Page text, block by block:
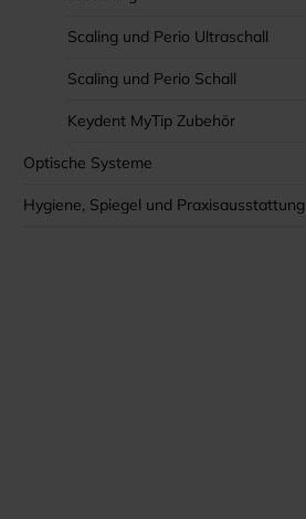
Scaling und Perio Ultraschall
Scaling und Perio Schall
Keydent MyTip Zubehör
Optische Systeme
Hygiene, Spiegel und Praxisausstattung